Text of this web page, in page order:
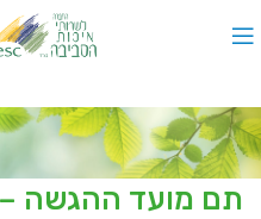
תם מועד ההגשה